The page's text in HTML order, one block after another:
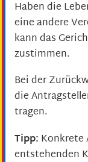
Haben die
eine andere
kann das
zustimmen.
Bei der
die
tragen.
Tipp: Konkrete
entstehenden